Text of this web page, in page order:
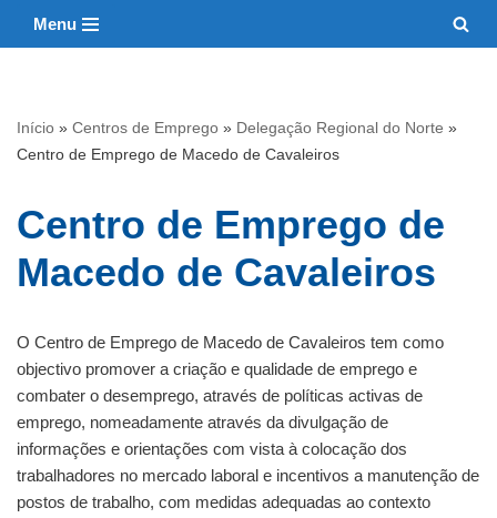
conteúdo
Menu
Início » Centros de Emprego » Delegação Regional do Norte »
Centro de Emprego de Macedo de Cavaleiros
Centro de Emprego de
Macedo de Cavaleiros
O Centro de Emprego de Macedo de Cavaleiros tem como
objectivo promover a criação e qualidade de emprego e
combater o desemprego, através de políticas activas de
emprego, nomeadamente através da divulgação de
informações e orientações com vista à colocação dos
trabalhadores no mercado laboral e incentivos a manutenção de
postos de trabalho, com medidas adequadas ao contexto